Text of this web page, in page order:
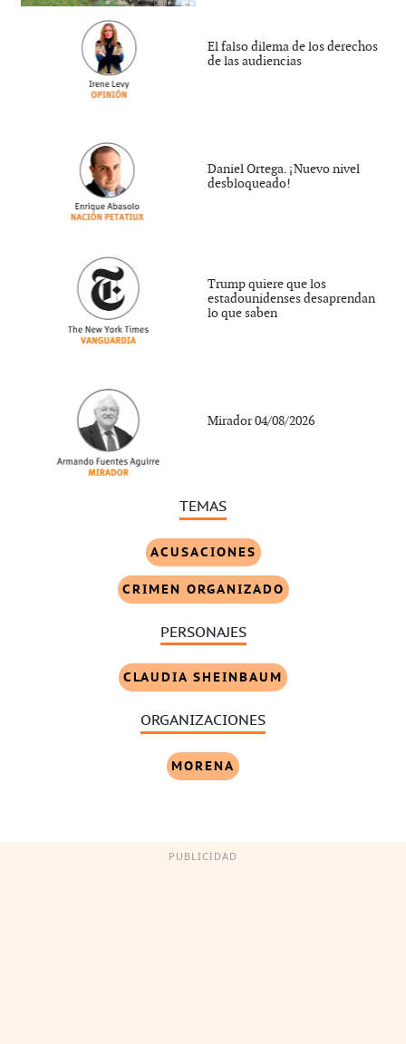
El falso dilema de los derechos
de las audiencias
Daniel Ortega. ¡Nuevo nivel
desbloqueado!
Trump quiere que los
estadounidenses desaprendan
lo que saben
Mirador 04/08/2026
TEMAS
ACUSACIONES
CRIMEN ORGANIZADO
PERSONAJES
CLAUDIA SHEINBAUM
ORGANIZACIONES
MORENA
PUBLICIDAD